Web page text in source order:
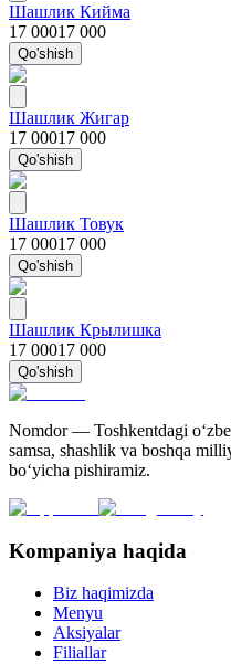
Шашлик Кийма
17 00017 000
Qo'shish
Шашлик Жигар
17 00017 000
Qo'shish
Шашлик Товук
17 00017 000
Qo'shish
Шашлик Крылишка
17 00017 000
Qo'shish
Nomdor — Toshkentdagi
samsa, shashlik va boshqa
bo‘yicha pishiramiz.
Kompaniya haqida
Biz haqimizda
Menyu
Aksiyalar
Filiallar